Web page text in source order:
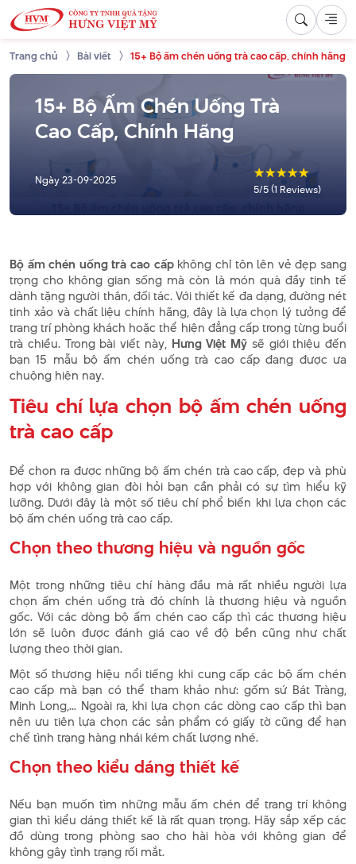
Trang chủ Bài viết 15+ Bộ ấm chén uống trà cao cấp, chính hãng
15+ Bộ Ấm Chén Uống Trà
Cao Cấp, Chính Hãng
Ngày23-09-2025 ☆
☆
☆
☆
☆
5/5 (1 Reviews)
Bộ ấm chén uống trà cao cấpkhông chỉ tôn lên vẻ đẹp sang
trọng cho không gian sống mà còn là món quà đầy tinh tế
dành tặng người thân, đối tác. Với thiết kế đa dạng, đường nét
tinh xảo và chất liệu chính hãng, đây là lựa chọn lý tưởng để
trang trí phòng khách hoặc thể hiện đẳng cấp trong từng buổi
trà chiều. Trong bài viết này, Hưng Việt Mỹ sẽ giới thiệu đến
bạn 15 mẫu bộ ấm chén uống trà cao cấp đang được ưa
chuộng hiện nay.
Tiêu chí lựa chọn bộ ấm chén uống
trà cao cấp
Để chọn ra được những bộ ấm chén trà cao cấp, đẹp và phù
hợp với không gian đòi hỏi bạn cần phải có sự tìm hiểu kỹ
lưỡng. Dưới đây là một số tiêu chí phổ biến khi lựa chọn các
bộ ấm chén uống trà cao cấp.
Chọn theo thương hiệu và nguồn gốc
Một trong những tiêu chí hàng đầu mà rất nhiều người lựa
chọn ấm chén uống trà đó chính là thương hiệu và nguồn
gốc. Với các dòng bộ ấm chén cao cấp thì các thương hiệu
lớn sẽ luôn được đánh giá cao về độ bền cũng như chất
lượng theo thời gian.
Một số thương hiệu nổi tiếng khi cung cấp các bộ ấm chén
cao cấp mà bạn có thể tham khảo như: gốm sứ Bát Tràng,
Minh Long,... Ngoài ra, khi lựa chọn các dòng cao cấp thì bạn
nên ưu tiên lựa chọn các sản phẩm có giấy tờ cũng để hạn
chế tình trạng hàng nhái kém chất lượng nhé.
Chọn theo kiểu dáng thiết kế
Nếu bạn muốn tìm những mẫu ấm chén để trang trí không
gian thì kiểu dáng thiết kế là rất quan trọng. Hãy sắp xếp các
đồ dùng trong phòng sao cho hài hòa với không gian để
không gây tình trạng rối mắt.